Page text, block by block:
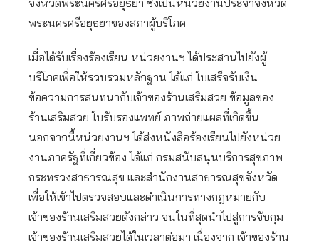
จังหวัดพระนครศรีอยุธยา ซึ่งเป็นหน่วยงานประจำจังหวัด
พระนครศรีอยุธยาของสภาผู้บริโภค
เมื่อได้รับเรื่องร้องเรียน หน่วยงานฯ ได้ประสานไปยังผู้
บริโภคเพื่อให้รวบรวมหลักฐาน ได้แก่ ใบเสร็จรับเงิน
ข้อความการสนทนากับเจ้าของร้านเสริมสวย ข้อมูลของ
ร้านเสริมสวย ใบรับรองแพทย์ ภาพถ่ายแผลที่เกิดขึ้น
นอกจากนี้หน่วยงานฯ ได้ส่งหนังสือร้องเรียนไปยังหน่วย
งานภาครัฐที่เกี่ยวข้อง ได้แก่ กรมสนับสนุนบริการสุขภาพ
กระทรวงสาธารณสุข และสำนักงานสาธารณสุขจังหวัด
เพื่อให้เข้าไปตรวจสอบและดำเนินการทางกฎหมายกับ
เจ้าของร้านเสริมสวยดังกล่าว จนในที่สุดนำไปสู่การจับกุม
เจ้าของร้านเสริมสวยได้ในเวลาต่อมา เนื่องจาก เจ้าของร้าน